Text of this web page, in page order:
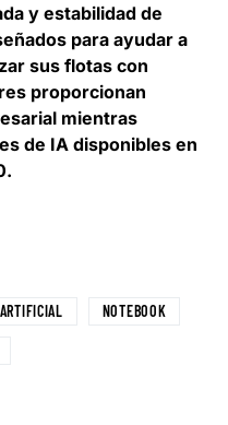
y estabilidad de
para ayudar a
sus flotas con
proporcionan
mientras
de IA disponibles en
NOTEBOOK